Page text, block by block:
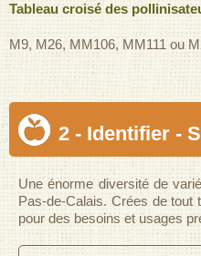
Tableau croisé des
M9, M26, MM106, MM111 ou
2 - Identifier -
Une énorme diversité de
Pas-de-Calais. Crées de
pour des besoins et usages